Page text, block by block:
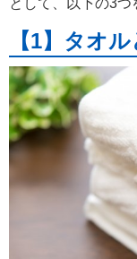
【1】タオ